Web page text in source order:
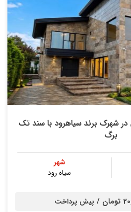
شهرک برند سیاهرود با سند تك
برگ
شهر
سیاه رود
/ پیش پرداخت